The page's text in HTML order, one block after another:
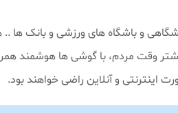
و باشگاه های ورزشی و بانک ها
وقت مردم، با گوشی ها هوشمند
اینترنتی و آنلاین راضی خواهند بود.